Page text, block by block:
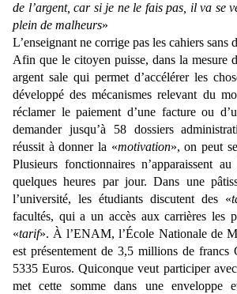
de l’argent, car si je ne le fais pas, il va se
plein de malheurs»
L’enseignant ne corrige pas les cahiers sans
Afin que le citoyen puisse, dans la mesure
argent sale qui permet d’accélérer les
développé des mécanismes relevant du
réclamer le paiement d’une facture ou
demander jusqu’à 58 dossiers
réussit à donner la «motivation», on peut
Plusieurs fonctionnaires n’apparaissent
quelques heures par jour. Dans une
l’université, les étudiants discutent des «
facultés, qui a un accès aux carrières les
«tarif». À l’ENAM, l’École Nationale de
est présentement de 3,5 millions de francs
5335 Euros. Quiconque veut participer
met cette somme dans une enveloppe